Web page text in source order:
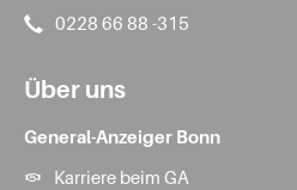
0228 66 88 -315
Über uns
General-Anzeiger Bonn
Karriere beim GA